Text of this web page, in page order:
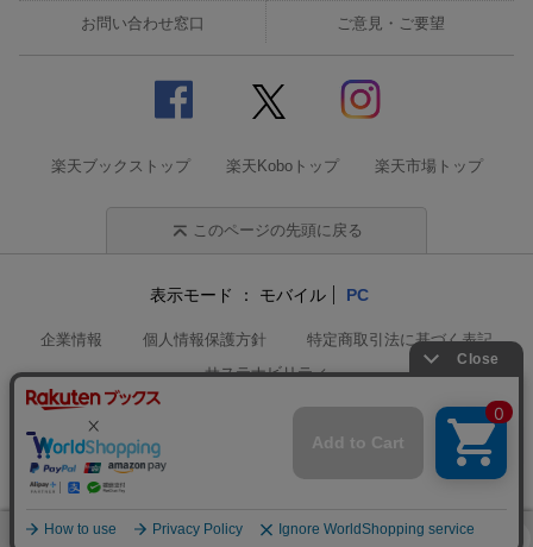
お問い合わせ窓口 ご意見・ご要望
楽天ブックストップ 楽天Koboトップ 楽天市場トップ
このページの先頭に戻る
表示モード モバイル PC
企業情報 個人情報保護方針
特定商取引法に基づく表記
サステナビリティ